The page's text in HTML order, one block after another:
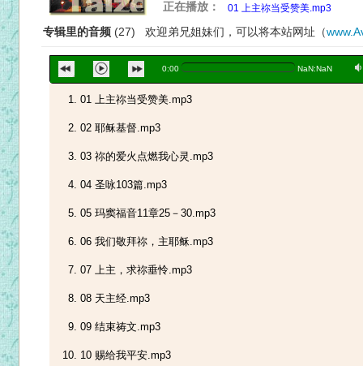
正在播放：
专辑里的音频 (27) 欢迎弟兄姐妹们，可以将本站网址（
0:00 NaN:NaN a
01 上主祢当受赞美.mp3
01 上主祢当受赞美.mp3
02 耶稣基督.mp3
03 祢的爱火点燃我心灵.mp3
04 圣咏103篇.mp3
05 玛窦福音11章25－30.mp3
06 我们敬拜祢，主耶稣.mp3
07 上主，求祢垂怜.mp3
08 天主经.mp3
09 结束祷文.mp3
10 赐给我平安.mp3